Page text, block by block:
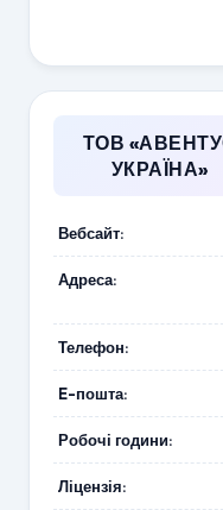
ТОВ
УКРАЇНА»
Вебсайт:
Адреса:
Телефон:
E-пошта:
Робочі години:
Ліцензія: